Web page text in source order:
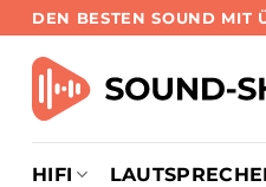
Zum
springen
DEN BESTEN SOUND MIT
HIFI